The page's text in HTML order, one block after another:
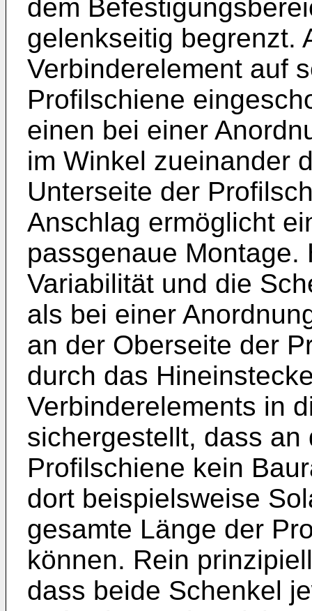
dem
gelenkseitig begrenzt.
Verbinderelement auf
Profilschiene
einen bei einer
im Winkel zueinander
Unterseite der
Anschlag ermöglicht
passgenaue Montage.
Variabilität und die
als bei einer
an der Oberseite der
durch das
Verbinderelements in
sichergestellt, dass an
Profilschiene kein
dort beispielsweise
gesamte Länge der
können. Rein
dass beide Schenkel